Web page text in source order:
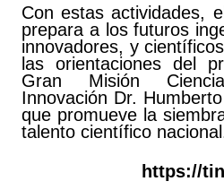
Con estas actividades,
prepara a los futuros
innovadores, y
las orientaciones del
Gran Misión
Innovación Dr.
que promueve la
talento científico
https://